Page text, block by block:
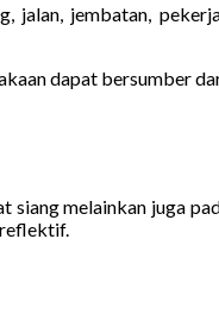
jalan, jembatan,
dapat bersumber
melainkan juga